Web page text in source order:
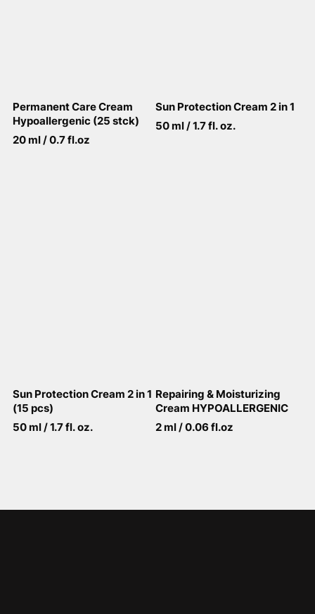
Permanent Care Cream
Hypoallergenic (25 stck)
20 ml / 0.7 fl.oz
Sun Protection Cream 2 in 1
50 ml / 1.7 fl. oz.
Sun Protection Cream 2 in 1
(15 pcs)
50 ml / 1.7 fl. oz.
Repairing & Moisturizing
Cream HYPOALLERGENIC
2 ml / 0.06 fl.oz